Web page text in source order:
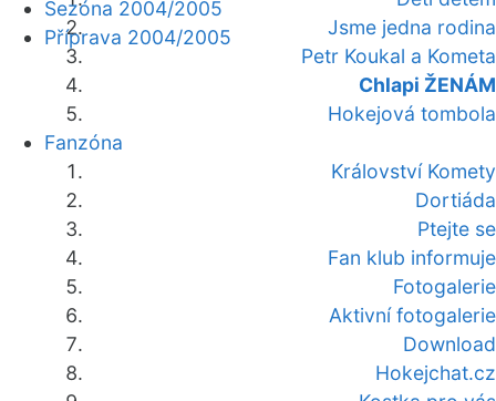
Jsme jedna rodina
Petr Koukal a Kometa
Chlapi ŽENÁM
Hokejová tombola
Fanzóna
Království Komety
Dortiáda
Ptejte se
Fan klub informuje
Fotogalerie
Aktivní fotogalerie
Download
Hokejchat.cz
Sezóna 2004/2005
Příprava 2004/2005